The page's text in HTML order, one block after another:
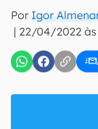
Por Igor
| 22/04/2022 às
Confirmo
Uso e